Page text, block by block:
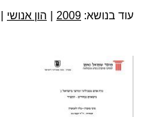
עוד בנושא: 2009 הון אנושי